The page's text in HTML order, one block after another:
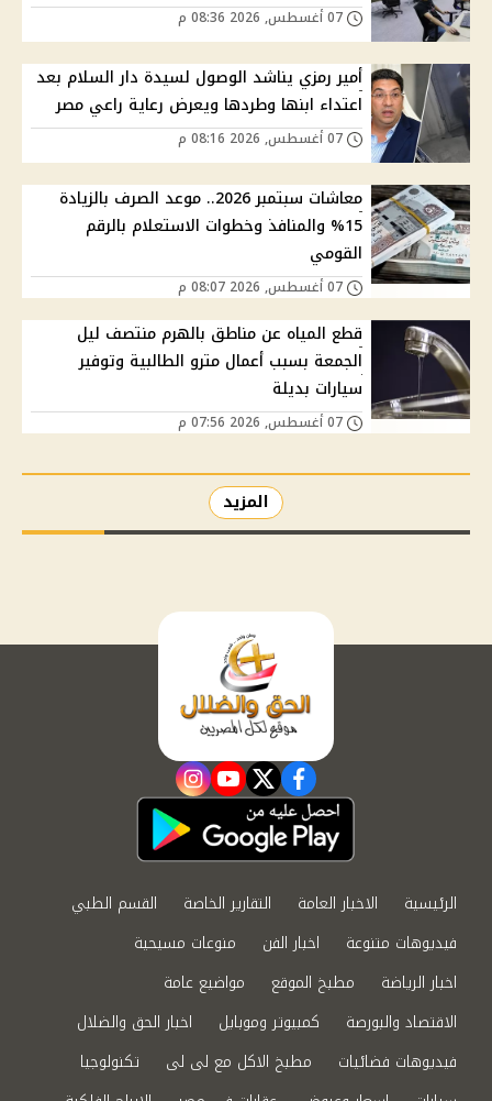
أمير رمزي يناشد الوصول لسيدة دار السلام بعد
اعتداء ابنها وطردها ويعرض رعاية راعي مصر
معاشات سبتمبر 2026.. موعد الصرف بالزيادة
15% والمنافذ وخطوات الاستعلام بالرقم
القومي
قطع المياه عن مناطق بالهرم منتصف ليل
الجمعة بسبب أعمال مترو الطالبية وتوفير
سيارات بديلة
المزيد
facebook
twitter
youtube
instagram
الرئيسية الاخبار العامة التقارير الخاصة
القسم الطبي
فيديوهات متنوعة
اخبار الفن
منوعات مسيحية
اخبار الرياضة
مطبخ الموقع
مواضيع عامة
الاقتصاد والبورصة
كمبيوتر وموبايل
اخبار الحق والضلال
فيديوهات فضائيات
مطبخ الاكل مع لى لى
تكنولوجيا